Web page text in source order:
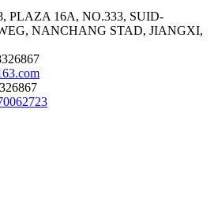
PLAZA 16A, NO.333, SUID-
NANCHANG STAD, JIANGXI,